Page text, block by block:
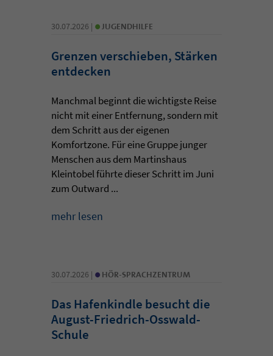
30.07.2026 | • JUGENDHILFE
Grenzen verschieben, Stärken
entdecken
Manchmal beginnt die wichtigste Reise
nicht mit einer Entfernung, sondern mit
dem Schritt aus der eigenen
Komfortzone. Für eine Gruppe junger
Menschen aus dem Martinshaus
Kleintobel führte dieser Schritt im Juni
zum Outward ...
mehr lesen
30.07.2026 | • HÖR-SPRACHZENTRUM
Das Hafenkindle besucht die
August-Friedrich-Osswald-
Schule